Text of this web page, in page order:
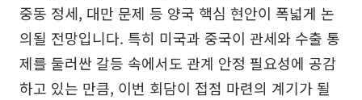
중동 정세, 대만 문제 등 양국 핵심 현안이 폭넓게 논
의될 전망입니다. 특히 미국과 중국이 관세와 수출 통
제를 둘러싼 갈등 속에서도 관계 안정 필요성에 공감
하고 있는 만큼, 이번 회담이 접점 마련의 계기가 될